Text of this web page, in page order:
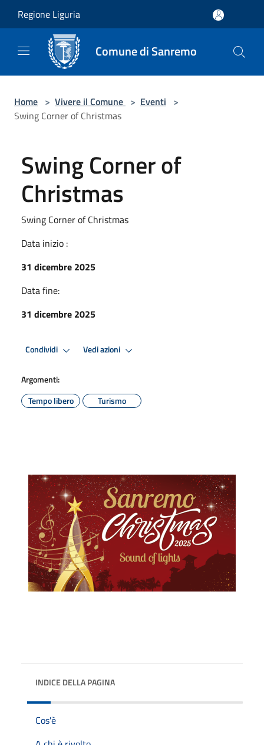
Regione Liguria
Comune di Sanremo
Home > Vivere il Comune > Eventi >
Swing Corner of Christmas
Swing Corner of
Christmas
Swing Corner of Christmas
Data inizio :
31 dicembre 2025
Data fine:
31 dicembre 2025
Condividi Vedi azioni
Argomenti:
Tempo libero
Turismo
INDICE DELLA PAGINA
Cos'è